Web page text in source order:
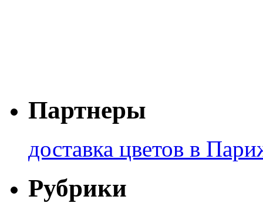
Партнеры
доставка цветов в
Рубрики